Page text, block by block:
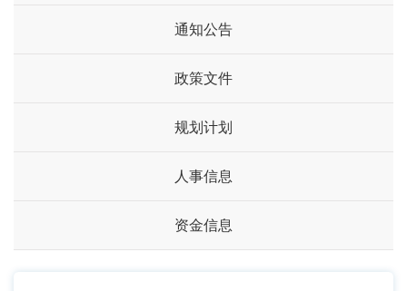
通知公告
政策文件
规划计划
人事信息
资金信息